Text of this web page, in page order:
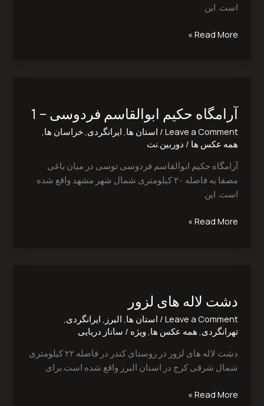
است. این
Read More »
آرامگاه حکیم ابوالقاسم فردوسی – 1
Leave a Comment
/ استان ها ایرانگردی ,خراسان ها
همه عکس ها / دوربین.نت
آرامگاه حکیم ابوالقاسم فردوسی توسی در میان باغی
مصفا به فاصله ۲۰ کیلومتری شمال شهر مشهد واقع شده
است. این
ابوالقاسم
فردوسی
–
Read More »
دشت لاله های لزور‎
Leave a Comment
/ استان ها البرز ایرانگردی
تهرانگردی همه عکس ها ویژه / ساناز دریایی
دشت لاله های لزور در روستای کندر در فاصله ۲۲ کیلومتری
شمال شرقی کرج در استان البرز واقع شده است.برای
های
لزور‎
Read More »